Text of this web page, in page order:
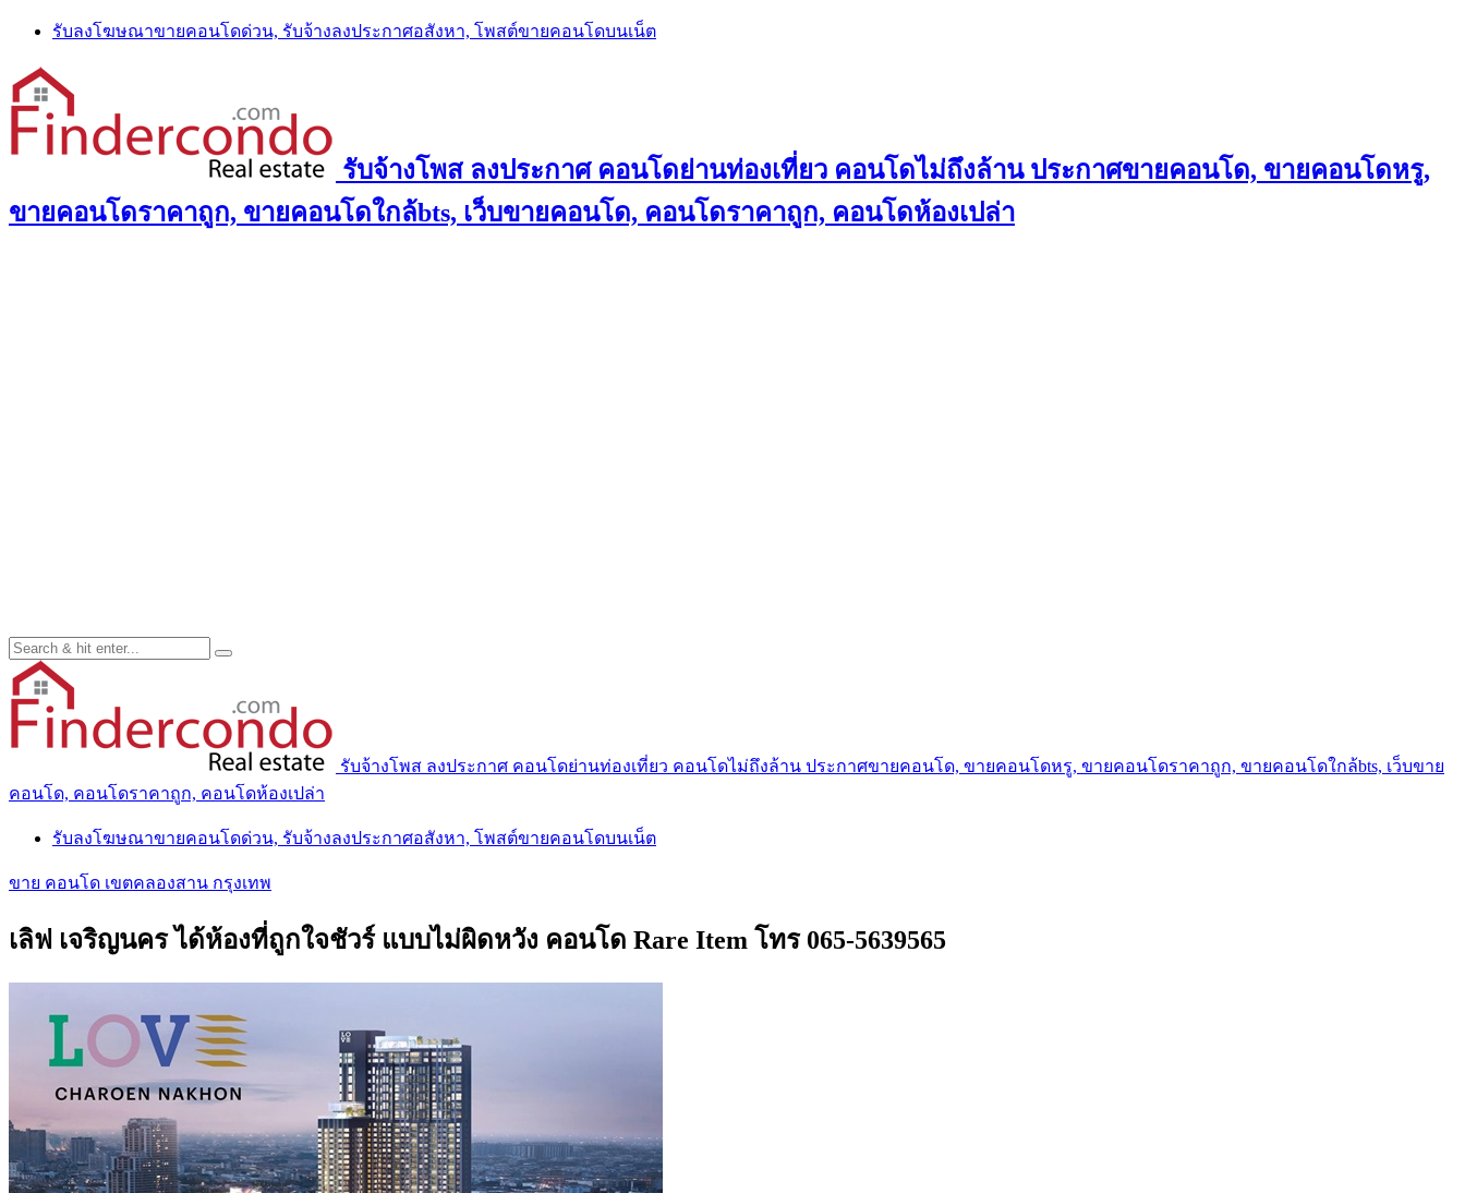
Skip
content
รับลงโฆษณาขายคอนโดด่วน, รับจ้างลงประกาศอสังหา, โพสต์ขายคอนโดบนเน็ต
รับจ้างโพส ลงประกาศ คอนโดย่านท่องเที่ยว คอนโดไม่ถึงล้าน ประกาศขายคอนโด, ขายคอนโดหรู,
ขายคอนโดราคาถูก, ขายคอนโดใกล้bts, เว็บขายคอนโด, คอนโดราคาถูก, คอนโดห้องเปล่า
รับจ้างโพส ลงประกาศ คอนโดย่านท่องเที่ยว คอนโดไม่ถึงล้าน ประกาศขายคอนโด, ขายคอนโดหรู, ขายคอนโดราคาถูก, ขายคอนโดใกล้bts, เว็บขาย
คอนโด, คอนโดราคาถูก, คอนโดห้องเปล่า
รับลงโฆษณาขายคอนโดด่วน, รับจ้างลงประกาศอสังหา, โพสต์ขายคอนโดบนเน็ต
ขาย คอนโด เขตคลองสาน กรุงเทพ
เลิฟ เจริญนคร ได้ห้องที่ถูกใจชัวร์ แบบไม่ผิดหวัง คอนโด Rare Item โทร 065-5639565